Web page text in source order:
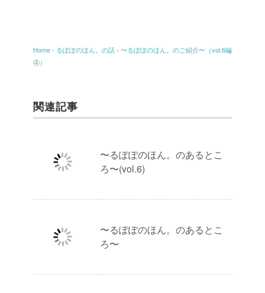
Home › るぽぽのほん。の話 › 〜るぽぽのほん。のご紹介〜（vol.6編
④）
関連記事
〜るぽぽのほん。のあるとこ
ろ〜(vol.6)
〜るぽぽのほん。のあるとこ
ろ〜